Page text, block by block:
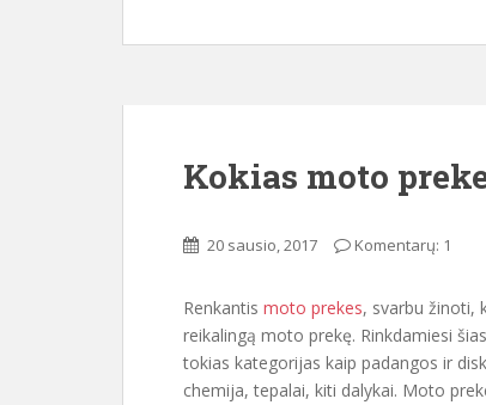
Kokias moto
20 sausio, 2017 Komentarų: 1
Renkantis moto prekes, svarbu žinoti,
reikalingą moto prekę. Rinkdamiesi
tokias kategorijas kaip padangos ir
chemija, tepalai, kiti dalykai. Moto